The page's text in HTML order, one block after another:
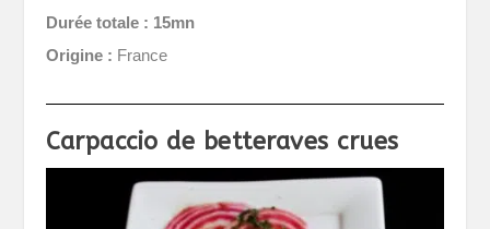
Durée totale : 15mn
Origine : France
Carpaccio de betteraves crues